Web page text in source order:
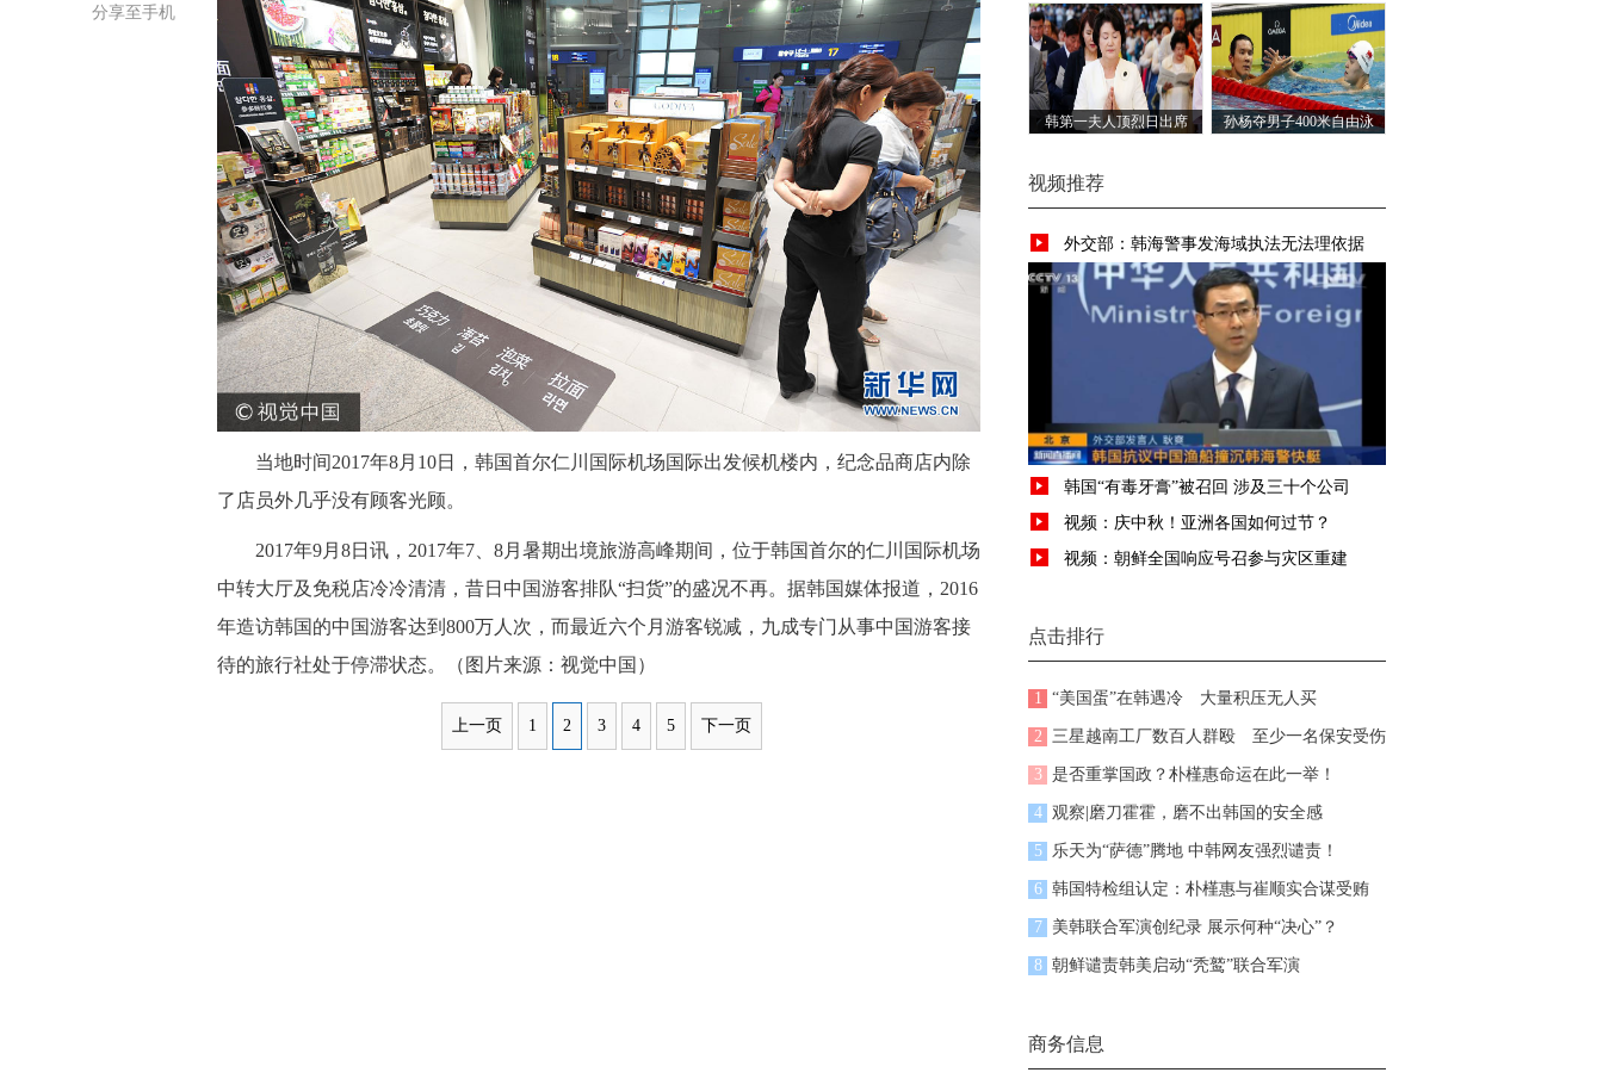
分享至手机
妇”少女像
柿节 场面十分热闹
韩第一夫人顶烈日出席
孙杨夺男子400米自由泳
视频推荐
外交部：韩海警事发海域执法无法理依据
韩国“有毒牙膏”被召回 涉及三十个公司
视频：庆中秋！亚洲各国如何过节？
视频：朝鲜全国响应号召参与灾区重建
点击排行
1 “美国蛋”在韩遇冷 大量积压无人买
2 三星越南工厂数百人群殴 至少一名保安受伤
3 是否重掌国政？朴槿惠命运在此一举！
4 观察|磨刀霍霍，磨不出韩国的安全感
5 乐天为“萨德”腾地 中韩网友强烈谴责！
6 韩国特检组认定：朴槿惠与崔顺实合谋受贿
7 美韩联合军演创纪录 展示何种“决心”？
8 朝鲜谴责韩美启动“秃鹫”联合军演
商务信息
当地时间2017年8月10日，韩国首尔仁川国际机场国际出发候机楼内，纪念品商店内除
了店员外几乎没有顾客光顾。
2017年9月8日讯，2017年7、8月暑期出境旅游高峰期间，位于韩国首尔的仁川国际机场
中转大厅及免税店冷冷清清，昔日中国游客排队“扫货”的盛况不再。据韩国媒体报道，2016
年造访韩国的中国游客达到800万人次，而最近六个月游客锐减，九成专门从事中国游客接
待的旅行社处于停滞状态。（图片来源：视觉中国）
上一页 1 2 3 4 5 下一页